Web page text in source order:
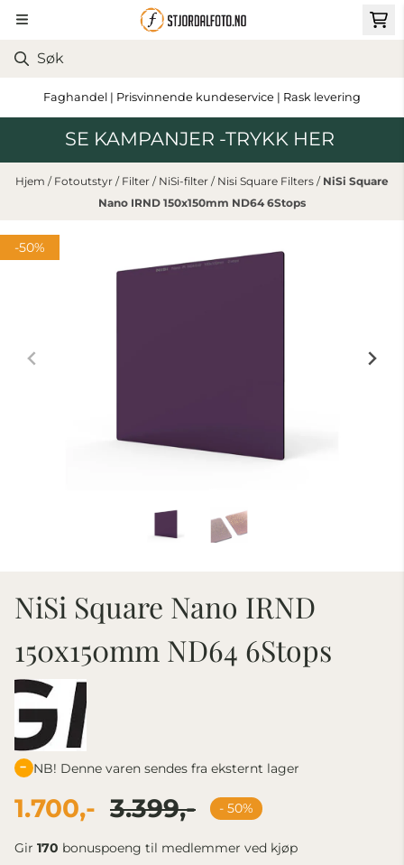
Hopp til innhold
Faghandel | Prisvinnende kundeservice | Rask levering
SE KAMPANJER -TRYKK HER
Hjem / Fotoutstyr / Filter / NiSi-filter / Nisi Square Filters / NiSi Square
Nano IRND 150x150mm ND64 6Stops
-50%
NiSi Square Nano IRND
150x150mm ND64 6Stops
NB! Denne varen sendes fra eksternt lager
1.700,- 3.399,- - 50%
Gir 170 bonuspoeng til medlemmer ved kjøp